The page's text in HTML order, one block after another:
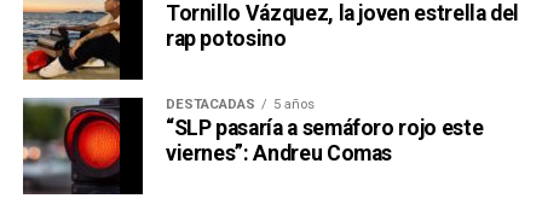
Tornillo Vázquez, la joven estrella del
rap potosino
DESTACADAS 5 años
“SLP pasaría a semáforo rojo este
viernes”: Andreu Comas